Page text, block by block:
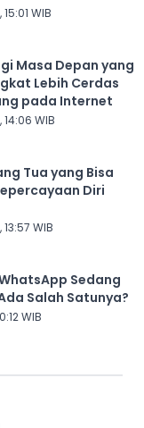
WIB
Masa Depan yang
Lebih Cerdas
pada Internet
WIB
Tua yang Bisa
Diri
WIB
Sedang
Salah Satunya?
WIB